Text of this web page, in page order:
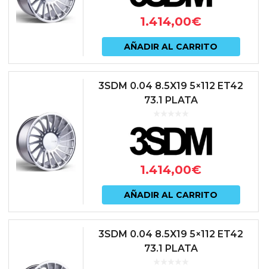
1.414,00€
AÑADIR AL CARRITO
3SDM 0.04 8.5X19 5×112 ET42
73.1 PLATA
1.414,00€
AÑADIR AL CARRITO
3SDM 0.04 8.5X19 5×112 ET42
73.1 PLATA